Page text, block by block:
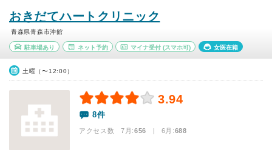
おきだてハートクリニック
青森県青森市沖館
駐車場あり ネット予約 マイナ受付 (スマホ可) 女医在籍
土曜（〜12:00）
3.94
8件
アクセス数 7月:656 | 6月:688